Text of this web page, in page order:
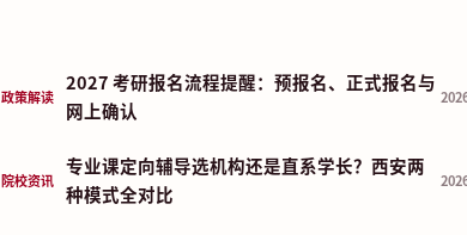
政策解读
2027 考研报名流程提醒：预报名、正式报名与
网上确认
院校资讯
专业课定向辅导选机构还是直系学长？西安两
种模式全对比